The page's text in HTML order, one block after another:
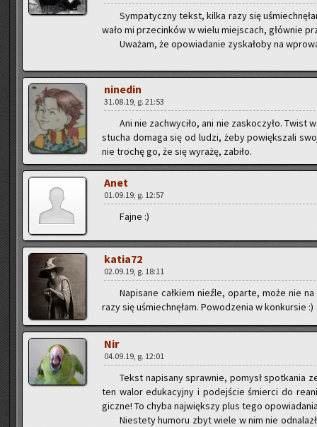
Sym­pa­tycz­ny tekst, kilka razy się
wa­ło mi prze­cin­ków w wielu miej­scach, głów­nie
Uwa­żam, że opo­wia­da­nie zy­ska­ło­by na
ni­ne­din
31.08.19, g. 21:53
Ani nie za­chwy­ci­ło, ani nie za­sko­czy­ło. Twist
stu­cha do­ma­ga się od ludzi, żeby po­więk­sza­li
nie tro­chę go, że się wy­ra­żę, za­bi­ło.
Anet
01.09.19, g. 12:57
Fajne :)
ka­tia­72
02.09.19, g. 18:11
Na­pi­sa­ne cał­kiem nie­źle, opar­te, może nie
razy się uśmiech­nę­łam. Po­wo­dze­nia w kon­kur­sie :)
Nir
04.09.19, g. 12:01
Tekst na­pi­sa­ny spraw­nie, po­mysł spo­tka­nia
ten walor edu­ka­cyj­ny i po­dej­ście śmier­ci do
gicz­ne! To chyba naj­więk­szy plus tego
Nie­ste­ty hu­mo­ru zbyt wiele w nim nie